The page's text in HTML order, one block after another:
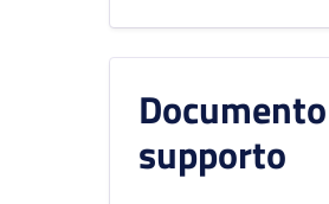
supporto